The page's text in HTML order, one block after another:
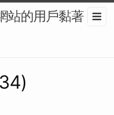
站的用戶黏著